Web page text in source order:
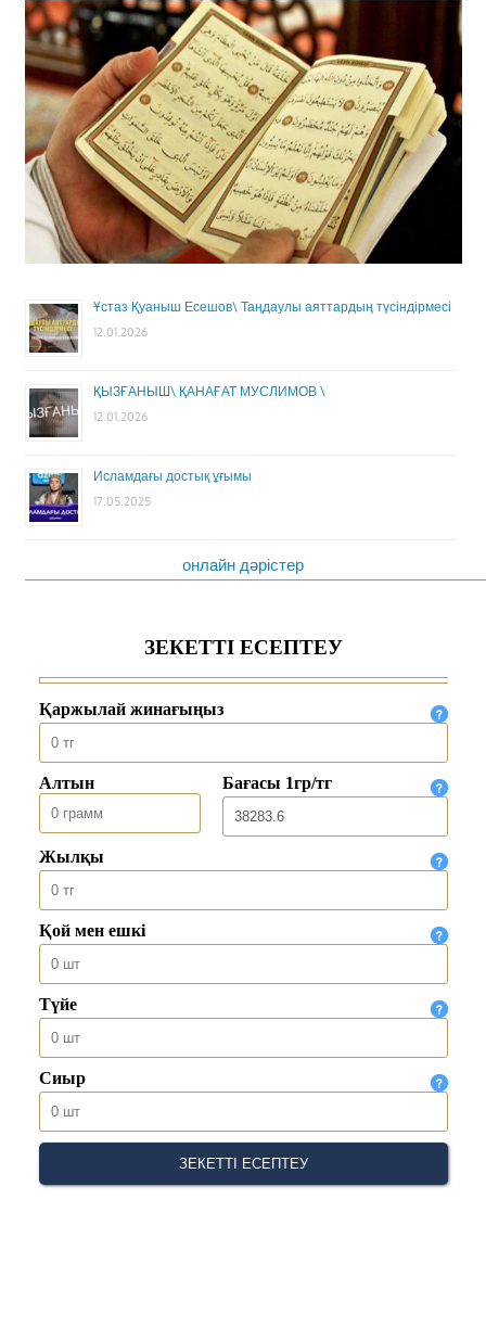
Ұстаз Қуаныш Есешов\ Таңдаулы аяттардың түсіндірмесі
12.01.2026
ҚЫЗҒАНЫШ\ ҚАНАҒАТ МУСЛИМОВ \
12.01.2026
Исламдағы достық ұғымы
17.05.2025
онлайн дәрістер